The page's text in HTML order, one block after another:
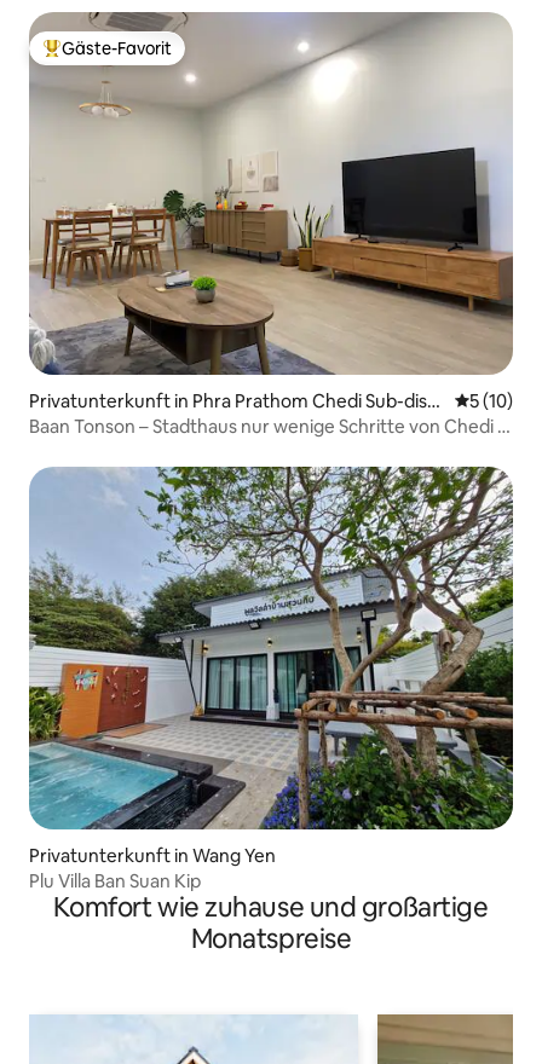
Beliebter Gäste-Favorit.
Gäste-Favorit
Privatunterkunft in Phra Prathom Chedi Sub-distri
ct
5 (10)
Baan Tonson – Stadthaus nur wenige Schritte von Chedi &
Privatunterkunft in Wang Yen
Plu Villa Ban Suan Kip
Komfort wie zuhause und großartige
Monatspreise